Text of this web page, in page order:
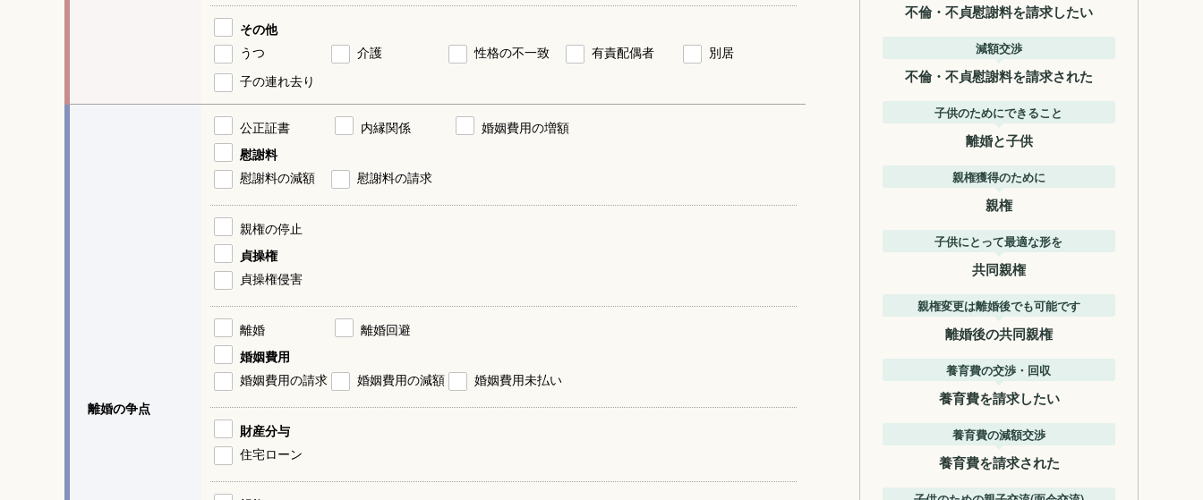
その他
うつ
介護 性格の不一致 有責配偶者
別居
子の連れ去り
離婚の争点
公正証書 内縁関係
婚姻費用の増額
慰謝料
慰謝料の減額
慰謝料の請求
親権の停止
貞操権
貞操権侵害
離婚
離婚回避
婚姻費用
婚姻費用の請求
婚姻費用の減額 婚姻費用未払い
財産分与
住宅ローン
不倫・不貞慰謝料を請求したい
減額交渉
不倫・不貞慰謝料を請求された
子供のためにできること
離婚と子供
親権獲得のために
親権
子供にとって最適な形を
共同親権
親権変更は離婚後でも可能です
離婚後の共同親権
養育費の交渉・回収
養育費を請求したい
養育費の減額交渉
養育費を請求された